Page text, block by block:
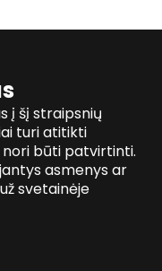
į šį straipsnių
turi atitikti
būti patvirtinti.
asmenys ar
svetainėje